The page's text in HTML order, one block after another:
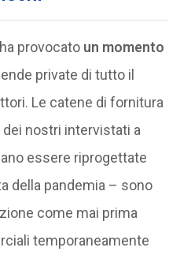
provocato un momento
private di tutto il
Le catene di fornitura
nostri intervistati a
essere riprogettate
della pandemia – sono
come mai prima
temporaneamente